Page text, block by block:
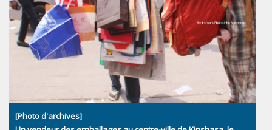
[Photo d'archives]